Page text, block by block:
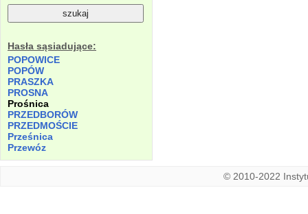
Hasła sąsiadujące:
POPOWICE
POPÓW
PRASZKA
PROSNA
Prośnica
PRZEDBORÓW
PRZEDMOŚCIE
Prześnica
Przewóz
© 2010-2022